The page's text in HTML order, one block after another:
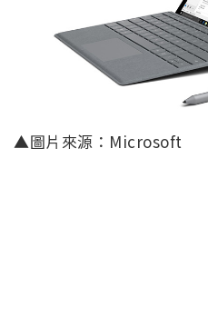
▲圖片來源：Microsoft